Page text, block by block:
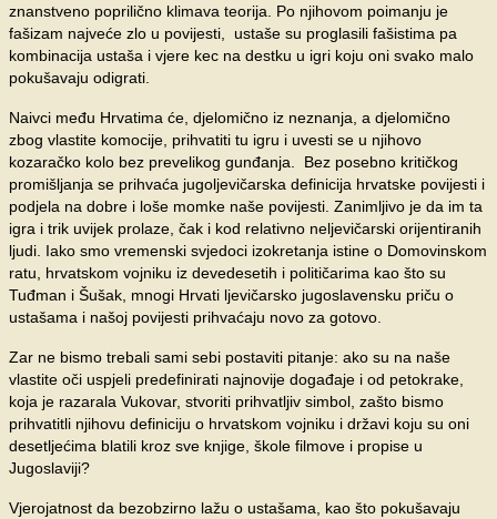
znanstveno poprilično klimava teorija. Po njihovom poimanju je
fašizam najveće zlo u povijesti, ustaše su proglasili fašistima pa
kombinacija ustaša i vjere kec na destku u igri koju oni svako malo
pokušavaju odigrati.
Naivci među Hrvatima će, djelomično iz neznanja, a djelomično
zbog vlastite komocije, prihvatiti tu igru i uvesti se u njihovo
kozaračko kolo bez prevelikog gunđanja. Bez posebno kritičkog
promišljanja se prihvaća jugoljevičarska definicija hrvatske povijesti i
podjela na dobre i loše momke naše povijesti. Zanimljivo je da im ta
igra i trik uvijek prolaze, čak i kod relativno neljevičarski orijentiranih
ljudi. Iako smo vremenski svjedoci izokretanja istine o Domovinskom
ratu, hrvatskom vojniku iz devedesetih i političarima kao što su
Tuđman i Šušak, mnogi Hrvati ljevičarsko jugoslavensku priču o
ustašama i našoj povijesti prihvaćaju novo za gotovo.
Zar ne bismo trebali sami sebi postaviti pitanje: ako su na naše
vlastite oči uspjeli predefinirati najnovije događaje i od petokrake,
koja je razarala Vukovar, stvoriti prihvatljiv simbol, zašto bismo
prihvatitli njihovu definiciju o hrvatskom vojniku i državi koju su oni
desetljećima blatili kroz sve knjige, škole filmove i propise u
Jugoslaviji?
Vjerojatnost da bezobzirno lažu o ustašama, kao što pokušavaju